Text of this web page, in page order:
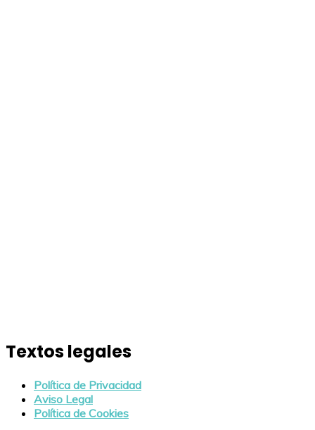
Textos legales
Política de Privacidad
Aviso Legal
Política de Cookies